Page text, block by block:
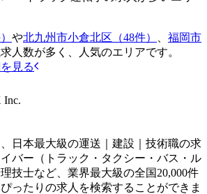
や北九州市小倉北区（48件）
福岡市
人数が多く、人気のエリアです。
見る
Inc.
日本最大級の運送｜建設｜技術職の求
バー（トラック・タクシー・バス・ル
技士など、業界最大級の全国20,000件
ったりの求人を検索することができま